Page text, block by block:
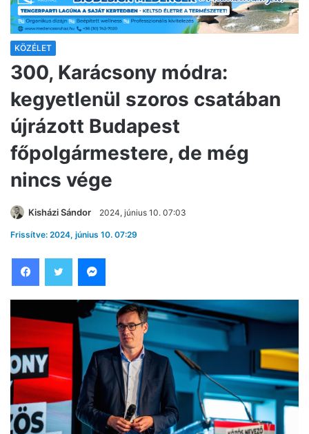
KÖZÉLET
300, Karácsony módra:
kegyetlenül szoros csatában
újrázott Budapest
főpolgármestere, de még
nincs vége
Kisházi Sándor 2024, június 10. 07:03
Frissítve: 2024, június 10. 07:29